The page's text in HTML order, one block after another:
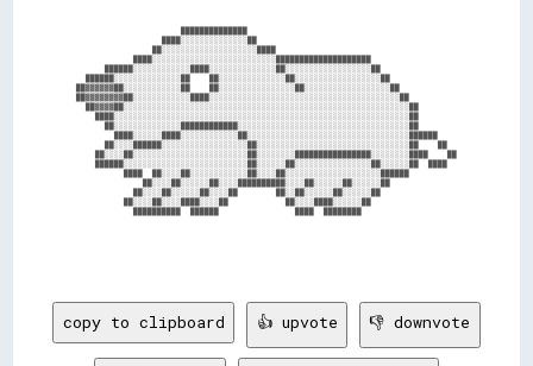
                      ████░░░░░░░░░░░░░░██
                    ██░░░░░░░░░░░░░░░░░░░░████
                ████░░░░░░░░░░░░░░░░░░░░░░░░░░████████████████████
          ██████░░░░░░░░░░░░████░░░░░░░░░░░░░░██░░░░░░░░░░░░░░░░░░██
      ██████░░░░░░░░░░░░░░██    ██░░░░░░░░░░░░░░██░░░░░░░░░░░░░░░░░░██
    ██▓▓▓▓▓▓██░░░░░░░░░░░░██    ██░░░░░░░░░░░░░░░░██░░░░░░░░░░░░░░░░░░██
    ██▓▓▓▓▓▓▓▓██░░░░░░░░░░░░████░░░░░░░░░░░░░░░░░░░░░░░░░░░░░░░░░░░░░░░░██
      ██▓▓▓▓██░░░░░░░░░░░░░░░░░░░░░░░░░░░░░░░░░░░░░░░░░░░░░░░░░░░░░░░░░░░░██
        ████░░░░░░░░░░░░░░░░░░░░░░░░░░░░░░░░░░░░░░░░░░░░░░░░░░░░░░░░░░░░░░██
          ██░░░░░░░░░░░░░░████████████░░░░░░░░░░░░░░░░░░░░░░░░░░░░░░░░░░░░██
            ████░░░░░░████░░░░░░░░░░░░██░░░░░░░░░░░░░░░░░░░░░░░░░░░░░░░░░░██████
          ██░░░░██████░░░░░░░░░░░░░░░░░░██░░░░░░░░░░░░░░░░░░░░░░░░░░░░░░░░██    ██
        ██░░░░██░░░░░░░░░░░░░░░░░░░░░░░░██░░░░░░░░████████████████░░░░░░░░████    ██
        ██████░░░░░░░░░░░░░░░░░░░░░░░░░░██░░░░░░██░░░░░░░░░░░░░░░░██░░░░░░██  ████
              ████  ██░░░░██░░░░░░░░░░░░██░░░░██░░░░░░░░░░░░░░░░░░░░██████
                  ██░░░░██░░░░░░██░░░░██████████░░░░██░░░░░░██░░░░░░██
                ██░░░░██░░░░░░██░░░░██        ██░░██░░░░░░██░░░░░░██
              ██░░░░██░░░░████░░░░██            ██░░░░████░░░░░░██
copy to clipboard 👍 upvote 👎 downvote